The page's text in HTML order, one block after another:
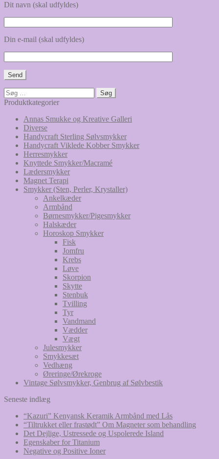
Dit navn (skal udfyldes)
Din e-mail (skal udfyldes)
Søg
efter:
Produktkategorier
Annas Smukke og Kreative Galleri
Diverse
Handycraft Sterling Sølvsmykker
Handycraft Viklede Kobber Smykker
Herresmykker
Knyttede Smykker/Macramé
Lædersmykker
Magnet Terapi
Smykker (Sten, Perler, Krystaller)
Ankelkæder
Armbånd
Børnesmykker/Pigesmykker
Halskæder
Horoskop Smykker
Fisk
Jomfru
Krebs
Løve
Skorpion
Skytte
Stenbuk
Tvilling
Tyr
Vandmand
Vædder
Vægt
Julesmykker
Smykkesæt
Vedhæng
Øreringe/Ørekroge
Vintage Sølvsmykker, Genbrug af Sølvbestik
Seneste indlæg
“Kazuri” Kenyansk Keramik Armbånd med Lås
“Tiltrukket eller frastødt” Om Magneter som behandling
Det Dejlige, Ustressede og Uspolerede Island
Egenskaber for Titanium
Negative og Positive Ioner